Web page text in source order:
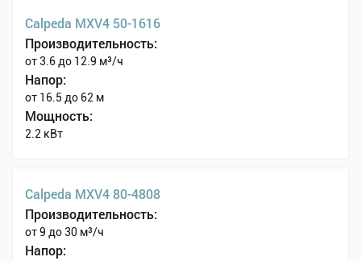
Calpeda MXV4 50-1616
Производительность:
от 3.6 до 12.9 м³/ч
Напор:
от 16.5 до 62 м
Мощность:
2.2 кВт
Calpeda MXV4 80-4808
Производительность:
от 9 до 30 м³/ч
Напор: